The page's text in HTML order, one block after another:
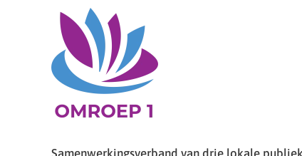
Samenwerkingsverband van drie lokale